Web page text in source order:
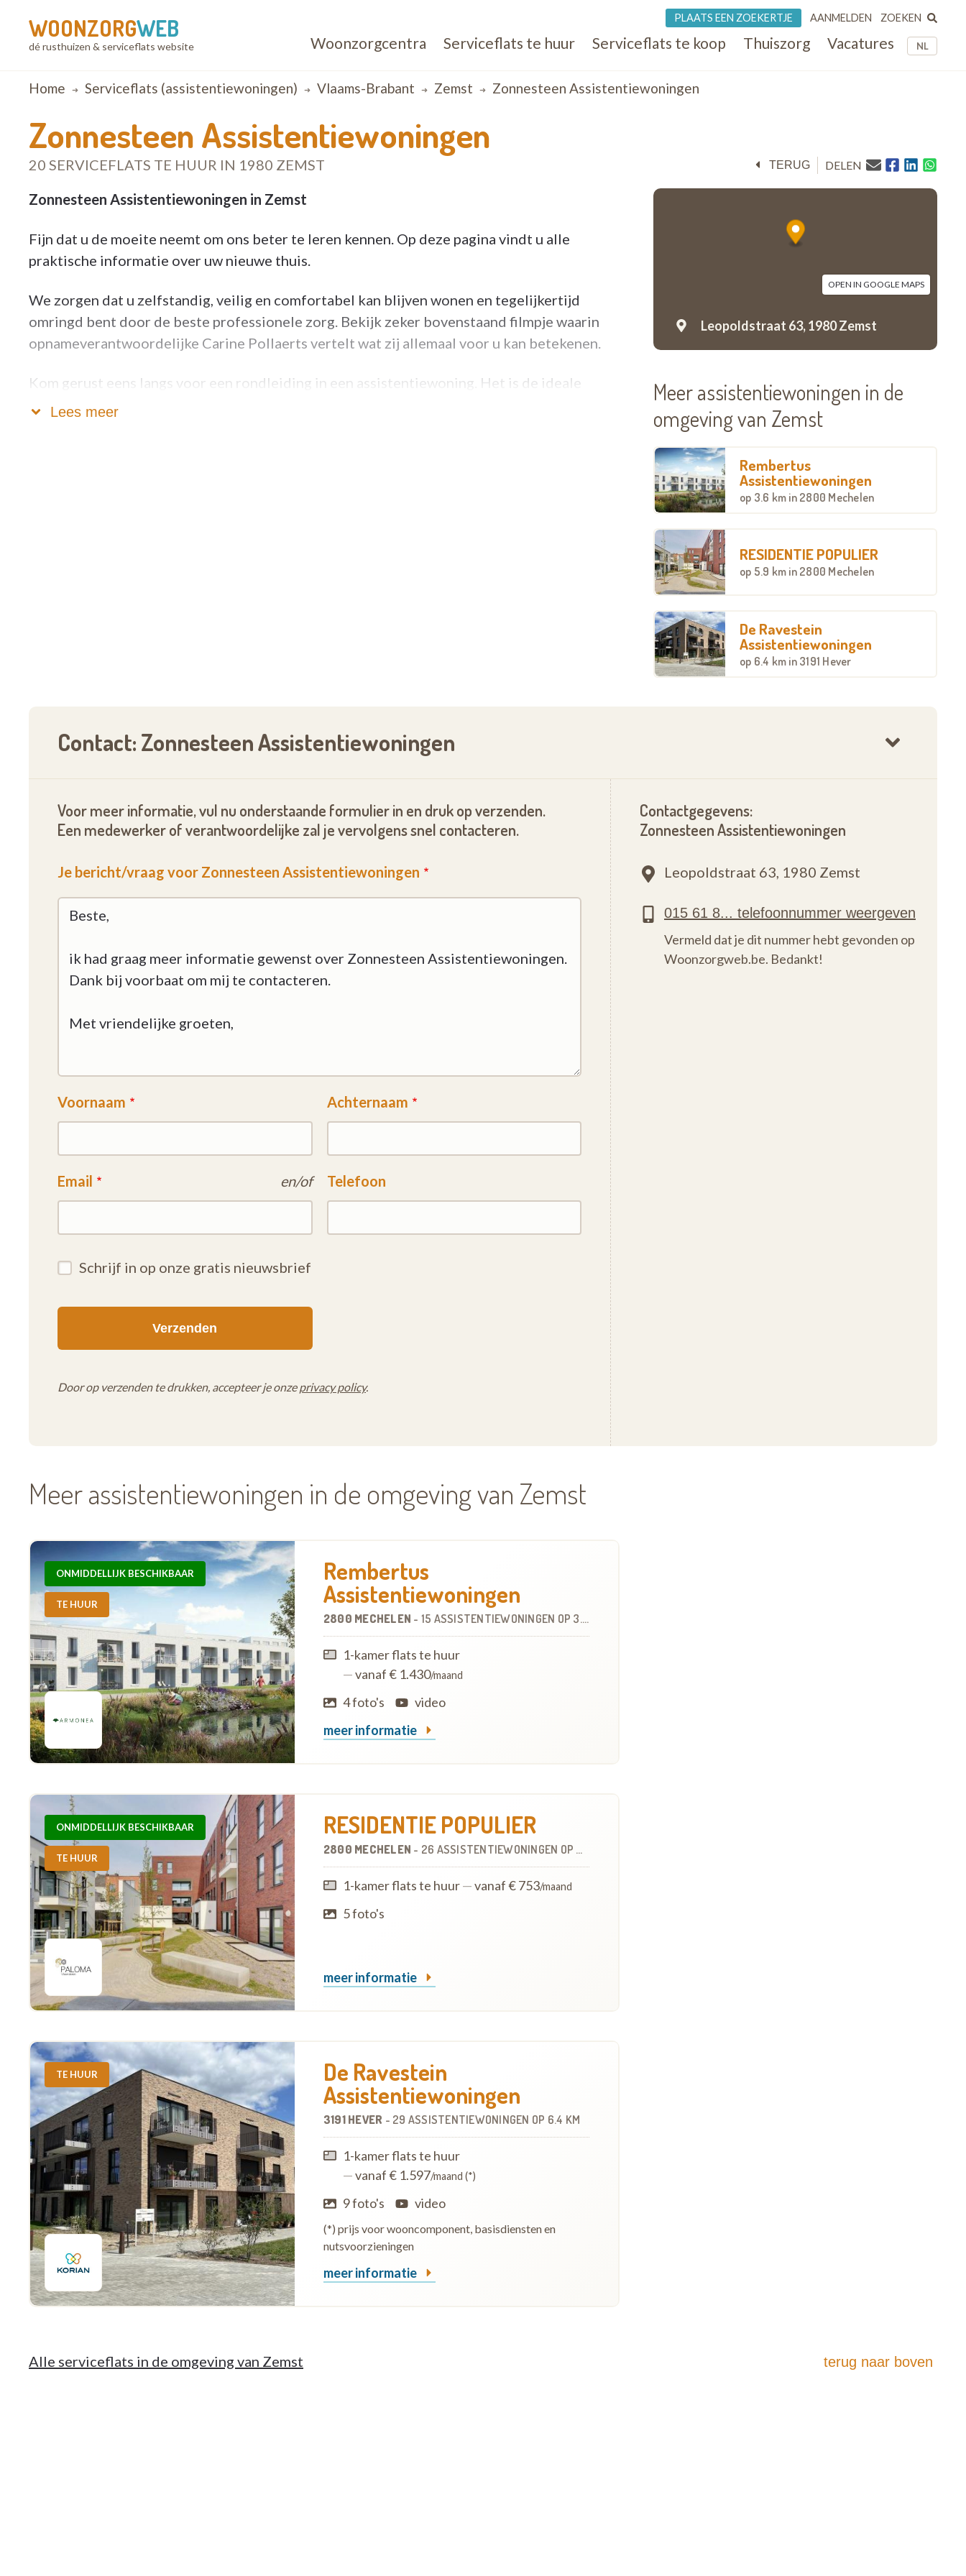
WOONZORGWEB
dé rusthuizen & serviceflats website NL
Woonzorgcentra Serviceflats te huur Serviceflats te koop Thuiszorg Vacatures
PLAATS EEN ZOEKERTJE AANMELDEN ZOEKEN
Breadcrumb
Home Serviceflats (assistentiewoningen) Vlaams-Brabant Zemst Zonnesteen Assistentiewoningen
Zonnesteen Assistentiewoningen
20 SERVICEFLATS TE HUUR IN 1980 ZEMST TERUG DELEN
OPEN IN GOOGLE MAPS
Leopoldstraat 63,1980 Zemst
Zonnesteen Assistentiewoningen in Zemst
Fijn dat u de moeite neemt om ons beter te leren kennen. Op deze pagina vindt u alle
praktische informatie over uw nieuwe thuis.
We zorgen dat u zelfstandig, veilig en comfortabel kan blijven wonen en tegelijkertijd
omringd bent door de beste professionele zorg. Bekijk zeker bovenstaand filmpje waarin
opnameverantwoordelijke Carine Pollaerts vertelt wat zij allemaal voor u kan betekenen.
Kom gerust eens langs voor een rondleiding in een assistentiewoning. Het is de ideale
gelegenheid om te zien en te ervaren wat onze bewoners elke dag beleven.
Lees meer
Meer assistentiewoningen in de
omgeving van Zemst
Rembertus
Assistentiewoningen
op 3.6 km in 2800 Mechelen
RESIDENTIE POPULIER
op 5.9 km in 2800 Mechelen
De Ravestein
Assistentiewoningen
op 6.4 km in 3191 Hever
Contact: Zonnesteen Assistentiewoningen
Voor meer informatie, vul nu onderstaande formulier in en druk op verzenden.
Een medewerker of verantwoordelijke zal je vervolgens snel contacteren.
Je bericht/vraag voor Zonnesteen Assistentiewoningen
Voornaam Achternaam
Email en/of Telefoon
Schrijf in op onze gratis nieuwsbrief
Door op verzenden te drukken, accepteer je onzeprivacy policy.
Contactgegevens:
Zonnesteen Assistentiewoningen
Leopoldstraat 63, 1980 Zemst
Vermeld dat je dit nummer hebt gevonden op
Woonzorgweb.be. Bedankt!
Meer assistentiewoningen in de omgeving van Zemst
ONMIDDELLIJK BESCHIKBAAR
TE HUUR
Rembertus
Assistentiewoningen
2800 MECHELEN - 15 ASSISTENTIEWONINGEN OP 3.6 KM
1-kamer flats te huur
—vanaf € 1.430/maand
4 foto's
video
meer informatie
ONMIDDELLIJK BESCHIKBAAR
TE HUUR
RESIDENTIE POPULIER
2800 MECHELEN - 26 ASSISTENTIEWONINGEN OP 5.9 KM
1-kamer flats te huur—vanaf € 753/maand
5 foto's
meer informatie
TE HUUR De Ravestein
Assistentiewoningen
3191 HEVER - 29 ASSISTENTIEWONINGEN OP 6.4 KM
1-kamer flats te huur
—vanaf € 1.597/maand (*)
9 foto's video
(*) prijs voor wooncomponent, basisdiensten en
nutsvoorzieningen
meer informatie
Alle serviceflats in de omgeving van Zemst terug naar boven